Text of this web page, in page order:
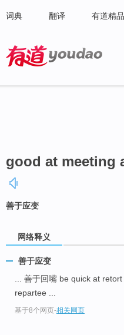
词典 翻译 有道精
good at meeting
善于应变
网络释义
善于应变
... 善于回嘴 be quick at retort
repartee ...
基于8个网页-相关网页